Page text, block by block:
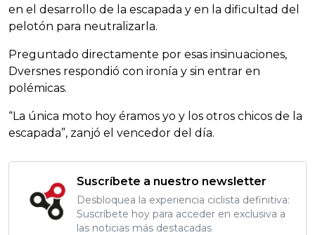
en el desarrollo de la escapada y en la dificultad del
pelotón para neutralizarla.
Preguntado directamente por esas insinuaciones,
Dversnes respondió con ironía y sin entrar en
polémicas.
“La única moto hoy éramos yo y los otros chicos de la
escapada”, zanjó el vencedor del día.
Suscríbete a nuestro newsletter
Desbloquea la experiencia ciclista definitiva:
Suscríbete hoy para acceder en exclusiva a
las noticias más destacadas